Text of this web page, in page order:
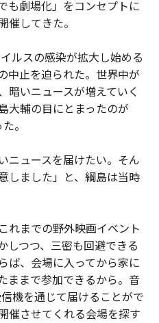
も劇場化」をコンセプトに
催してきた。
ルスの感染が拡大し始める
中止を迫られた。世界中が
暗いニュースが増えていく
大輔の目にとまったのが
。
ニュースを届けたい。そん
しました」と、綱島は当時
れまでの野外映画イベント
しつつ、三密も回避できる
ば、会場に入ってから家に
ままで参加できるから。音
機を通じて届けることがで
催させてくれる会場を探す